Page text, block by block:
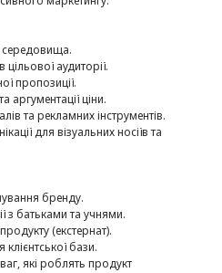
середовища.
аудиторії.
пропозиції.
аргументації ціни.
та рекламних інструментів.
для візуальних носіїв та
бренду.
з батьками та учнями.
(екстернат).
клієнтської бази.
які роблять продукт